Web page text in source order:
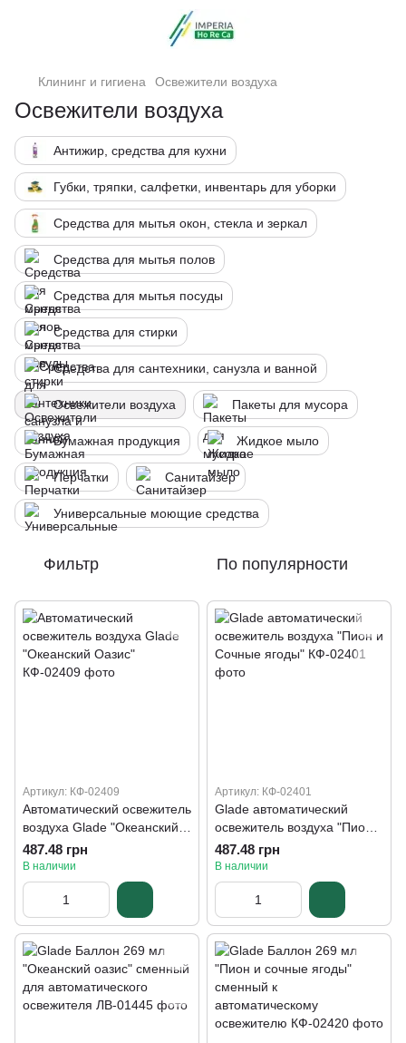
Клининг и гигиена Освежители воздуха
Освежители воздуха
Антижир, средства для кухни
Губки, тряпки, салфетки, инвентарь для уборки
Средства для мытья окон, стекла и зеркал
Средства для мытья полов
Средства для мытья посуды
Средства для стирки
Средства для сантехники, санузла и ванной
Освежители воздуха Пакеты для мусора
Бумажная продукция Жидкое мыло
Перчатки Санитайзер
Универсальные моющие средства
Фильтр По популярности
Артикул: КФ-02409
Автоматический освежитель
воздуха Glade "Океанский
Оазис"
487.48 грн
В наличии
Артикул: КФ-02401
Glade автоматический
освежитель воздуха "Пион и
Сочные ягоды"
487.48 грн
В наличии